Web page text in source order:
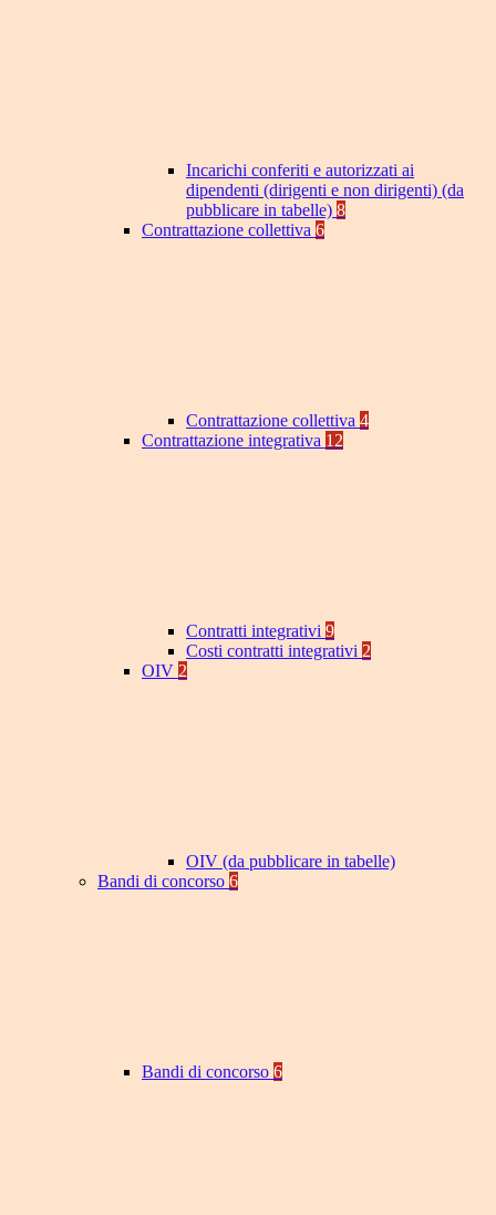
Incarichi conferiti e autorizzati ai
dipendenti (dirigenti e non dirigenti) (da
pubblicare in tabelle) 8
Contrattazione collettiva 6
Contrattazione collettiva 4
Contrattazione integrativa 12
Contratti integrativi 9
Costi contratti integrativi 2
OIV 2
OIV (da pubblicare in tabelle)
Bandi di concorso 6
Bandi di concorso 6